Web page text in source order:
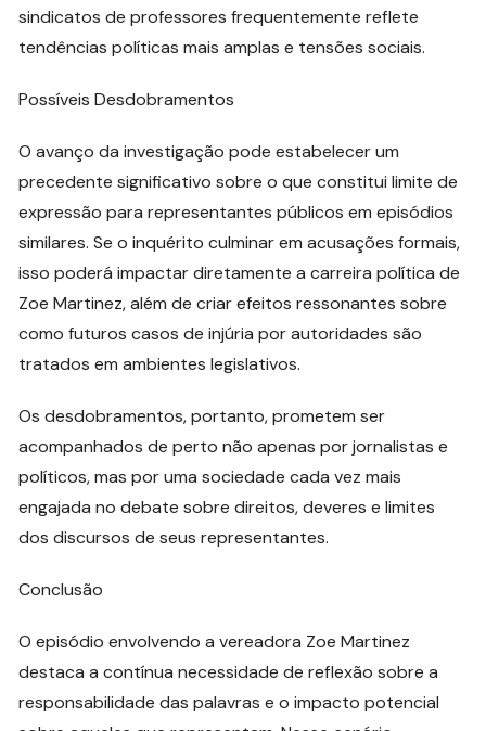
sindicatos de professores frequentemente reflete
tendências políticas mais amplas e tensões sociais.
Possíveis Desdobramentos
O avanço da investigação pode estabelecer um
precedente significativo sobre o que constitui limite de
expressão para representantes públicos em episódios
similares. Se o inquérito culminar em acusações formais,
isso poderá impactar diretamente a carreira política de
Zoe Martinez, além de criar efeitos ressonantes sobre
como futuros casos de injúria por autoridades são
tratados em ambientes legislativos.
Os desdobramentos, portanto, prometem ser
acompanhados de perto não apenas por jornalistas e
políticos, mas por uma sociedade cada vez mais
engajada no debate sobre direitos, deveres e limites
dos discursos de seus representantes.
Conclusão
O episódio envolvendo a vereadora Zoe Martinez
destaca a contínua necessidade de reflexão sobre a
responsabilidade das palavras e o impacto potencial